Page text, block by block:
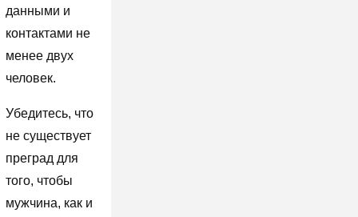
данными и
контактами не
менее двух
человек.
Убедитесь, что
не существует
преград для
того, чтобы
мужчина, как и